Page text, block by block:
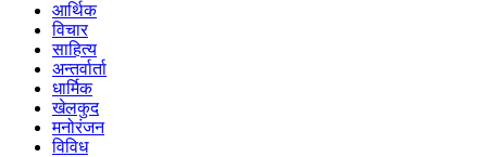
आर्थिक
विचार
साहित्य
अन्तर्वार्ता
धार्मिक
खेलकुद
मनोरंजन
विविध